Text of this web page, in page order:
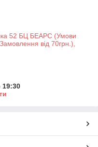
52 БЦ БЕАРС (Умови
від 70грн.),
19:30